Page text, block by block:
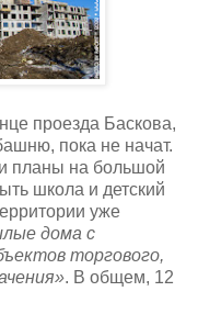
проезда Баскова,
пока не начат.
планы на большой
школа и детский
уже
дома с
торгового,
. В общем, 12